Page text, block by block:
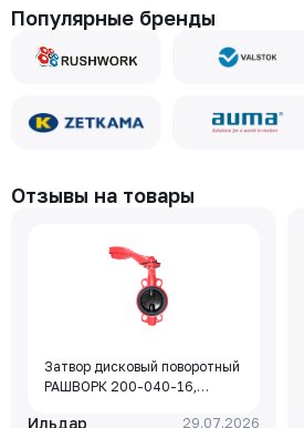
Популярные бренды
Отзывы на товары
Затвор дисковый поворотный
РАШВОРК 200-040-16,
Ильдар 29.07.2026